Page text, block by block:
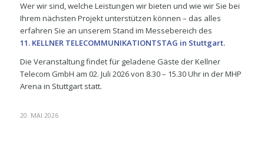
Wer wir sind, welche Leistungen wir bieten und wie wir Sie bei
Ihrem nächsten Projekt unterstützen können – das alles
erfahren Sie an unserem Stand im Messebereich des
11. KELLNER TELECOMMUNIKATIONTSTAG in Stuttgart.
Die Veranstaltung findet für geladene Gäste der Kellner
Telecom GmbH am 02. Juli 2026 von 8.30 – 15.30 Uhr in der MHP
Arena in Stuttgart statt.
20. MAI 2026